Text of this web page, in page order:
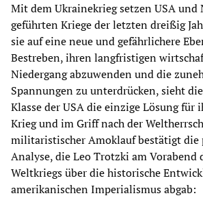
Mit dem Ukrainekrieg setzen USA und
geführten Kriege der letzten dreißig
sie auf eine neue und gefährlichere
Bestreben, ihren langfristigen
Niedergang abzuwenden und die
Spannungen zu unterdrücken, sieht
Klasse der USA die einzige Lösung für
Krieg und im Griff nach der
militaristischer Amoklauf bestätigt die
Analyse, die Leo Trotzki am Vorabend
Weltkriegs über die historische
amerikanischen Imperialismus abgab: